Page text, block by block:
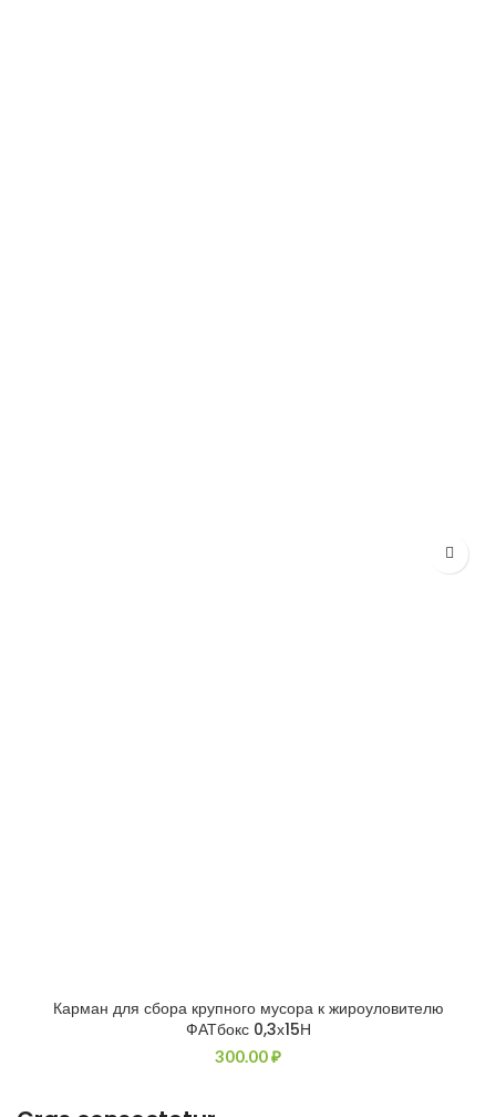
Карман для сбора крупного мусора к жироуловителю
ФАТбокс 0,3х15Н
300.00₽